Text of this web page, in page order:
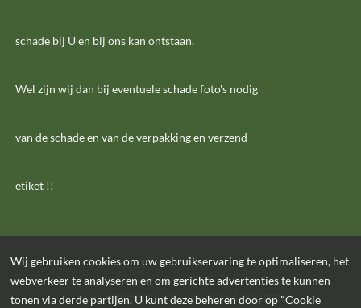
schade bij U en bij ons kan ontstaan.
Wel zijn wij dan bij eventuele schade foto's nodig
van de schade en van de verpakking en verzend
etiket !!
KvK: 53325370 - Btw: NL001654125B23
Wij gebruiken cookies om uw gebruikservaring te optimaliseren, het
webverkeer te analyseren en om gerichte advertenties te kunnen
tonen via derde partijen. U kunt deze beheren door op "Cookie